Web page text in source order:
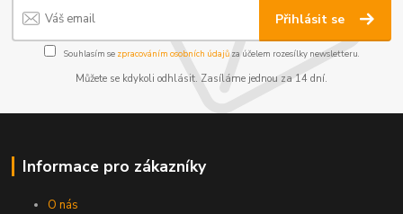
Přihlásit se
Souhlasím se zpracováním osobních údajůza účelem rozesílky newsletteru.
Můžete se kdykoli odhlásit. Zasíláme jednou za 14 dní.
Informace pro zákazníky
O nás